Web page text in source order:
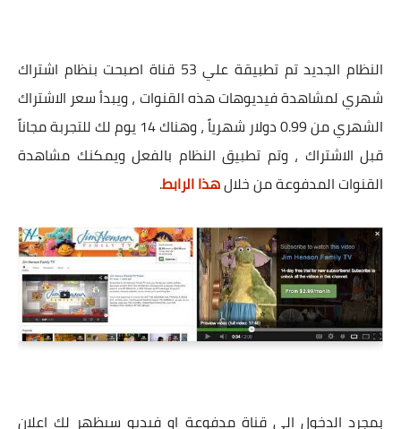
النظام الجديد تم تطبيقة علي 53 قناة اصبحت بنظام اشتراك
شهري لمشاهدة فيديوهات هذه القنوات ، ويبدأ سعر الاشتراك
الشهري من 0.99 دولار شهرياً ، وهناك 14 يوم لك للتجربة مجاناً
قبل الاشتراك ، وتم تطبيق النظام بالفعل ويمكنك مشاهدة
القنوات المدفوعة من خلالهذا الرابط.
بمجرد الدخول الي قناة مدفوعة او فيديو سيظهر لك اعلان